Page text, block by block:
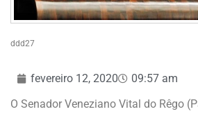
ddd27
fevereiro 12, 2020
09:57 am
O Senador Veneziano Vital do Rêgo